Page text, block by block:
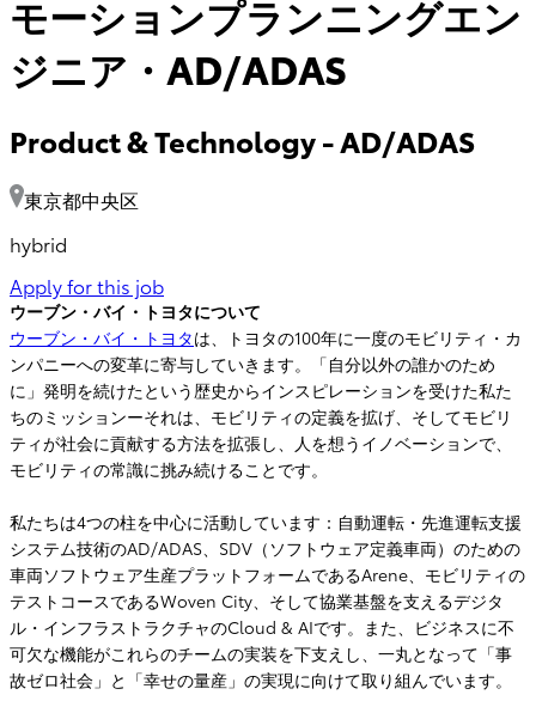
モーションプランニングエン
ジニア・AD/ADAS
Product & Technology -AD/ADAS
東京都中央区
hybrid
Apply for this job
ウーブン・バイ・トヨタについて
ウーブン・バイ・トヨタは、トヨタの100年に一度のモビリティ・カ
ンパニーへの変革に寄与していきます。「自分以外の誰かのため
に」発明を続けたという歴史からインスピレーションを受けた私た
ちのミッションーそれは、モビリティの定義を拡げ、そしてモビリ
ティが社会に貢献する方法を拡張し、人を想うイノベーションで、
モビリティの常識に挑み続けることです。
私たちは4つの柱を中心に活動しています：自動運転・先進運転支援
システム技術のAD/ADAS、SDV（ソフトウェア定義車両）のための
車両ソフトウェア生産プラットフォームであるArene、モビリティの
テストコースであるWoven City、そして協業基盤を支えるデジタ
ル・インフラストラクチャのCloud & AIです。また、ビジネスに不
可欠な機能がこれらのチームの実装を下支えし、一丸となって「事
故ゼロ社会」と「幸せの量産」の実現に向けて取り組んでいます。